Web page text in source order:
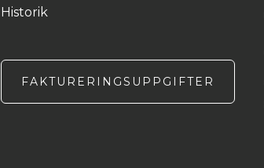
Historik
FAKTURERINGSUPPGIFTER